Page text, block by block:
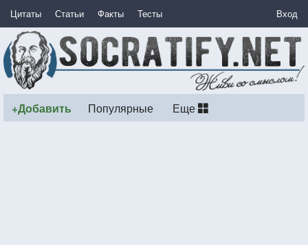
Цитаты Статьи Факты Тесты Вход
+Добавить Популярные Еще